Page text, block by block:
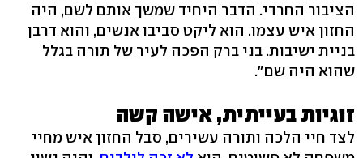
הציבור החרדי. הדבר היחיד שמשך אותם לשם, היה
החזון איש עצמו. הוא ליקט סביבו אנשים, והוא דרבן
בניית ישיבות. בני ברק הפכה לעיר של תורה בגלל
שהוא היה שם".
זוגיות בעייתית, אישה קשה
לצד חיי הלכה ותורה עשירים, סבל החזון איש מחיי